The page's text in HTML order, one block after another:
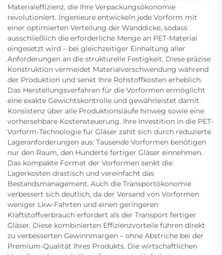
Materialeffizienz, die Ihre Verpackungsökonomie
revolutioniert. Ingenieure entwickeln jede Vorform mit
einer optimierten Verteilung der Wanddicke, sodass
ausschließlich die erforderliche Menge an PET-Material
eingesetzt wird – bei gleichzeitiger Einhaltung aller
Anforderungen an die strukturelle Festigkeit. Diese präzise
Konstruktion vermeidet Materialverschwendung während
der Produktion und senkt Ihre Rohstoffkosten erheblich.
Das Herstellungsverfahren für die Vorformen ermöglicht
eine exakte Gewichtskontrolle und gewährleistet damit
Konsistenz über alle Produktionsläufe hinweg sowie eine
vorhersehbare Kostensteuerung. Ihre Investition in die PET-
Vorform-Technologie für Gläser zahlt sich durch reduzierte
Lageranforderungen aus: Tausende Vorformen benötigen
nur den Raum, den Hunderte fertiger Gläser einnehmen.
Das kompakte Format der Vorformen senkt die
Lagerkosten drastisch und vereinfacht das
Bestandsmanagement. Auch die Transportökonomie
verbessert sich deutlich, da der Versand von Vorformen
weniger Lkw-Fahrten und einen geringeren
Kraftstoffverbrauch erfordert als der Transport fertiger
Gläser. Diese kombinierten Effizienzvorteile führen direkt
zu verbesserten Gewinnmargen – ohne Abstriche bei der
Premium-Qualität Ihres Produkts. Die wirtschaftlichen